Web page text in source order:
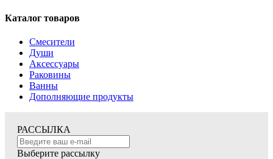
Каталог товаров
Смесители
Души
Аксессуары
Раковины
Ванны
Дополняющие продукты
РАССЫЛКА
Выберите рассылку